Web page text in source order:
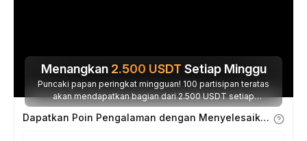
Menangkan 2.500 USDT Setiap Minggu
Puncaki papan peringkat mingguan! 100 partisipan teratas
akan mendapatkan bagian dari 2.500 USDT setiap
minggunya.
Dapatkan Poin Pengalaman dengan Menyelesaikan Tugas